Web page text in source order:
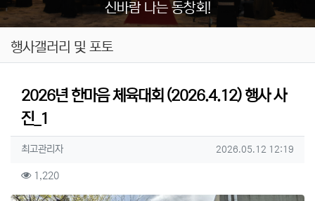
신바람 나는 동창회!
행사갤러리 및 포토
2026년 한마음 체육대회 (2026.4.12) 행사 사
진_1
작성자 정보
최고관리자작성 작성일
2026.05.12 12:19
컨텐츠 정보
1,220조회